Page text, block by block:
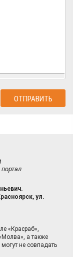
ул.
«Красраб»,
а также
не совпадать